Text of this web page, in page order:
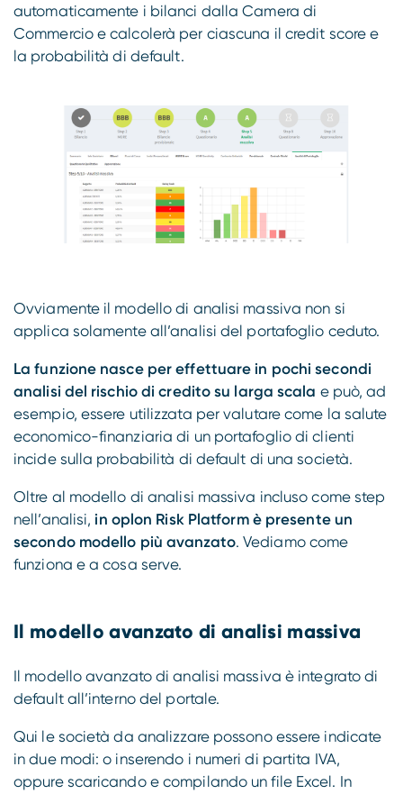
automaticamente i bilanci dalla Camera di
Commercio e calcolerà per ciascuna il credit score e
la probabilità di default.
Ovviamente il modello di analisi massiva non si
applica solamente all’analisi del portafoglio ceduto.
La funzione nasce per effettuare in pochi secondi
analisi del rischio di credito su larga scala e può, ad
esempio, essere utilizzata per valutare come la salute
economico-finanziaria di un portafoglio di clienti
incide sulla probabilità di default di una società.
Oltre al modello di analisi massiva incluso come step
nell’analisi, in oplon Risk Platform è presente un
secondo modello più avanzato. Vediamo come
funziona e a cosa serve.
Il modello avanzato di analisi massiva
Il modello avanzato di analisi massiva è integrato di
default all’interno del portale.
Qui le società da analizzare possono essere indicate
in due modi: o inserendo i numeri di partita IVA,
oppure scaricando e compilando un file Excel. In